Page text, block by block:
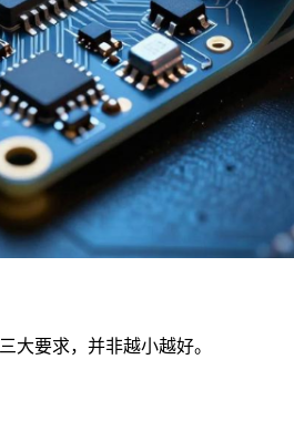
三大要求，并非越小越好。